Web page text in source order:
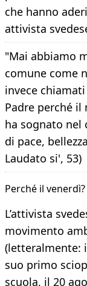
che hanno
attivista
"Mai abbiamo
comune come
invece
Padre perché
ha sognato nel
di pace,
Laudato si', 53)
Perché il venerdì?
L’attivista
movimento
(letteralmente:
suo primo
scuola, il 20